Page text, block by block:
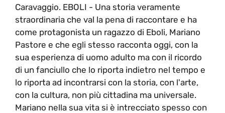
Caravaggio. EBOLI - Una storia veramente
straordinaria che val la pena di raccontare e ha
come protagonista un ragazzo di Eboli, Mariano
Pastore e che egli stesso racconta oggi, con la
sua esperienza di uomo adulto ma con il ricordo
di un fanciullo che lo riporta indietro nel tempo e
lo riporta ad incontrarsi con la storia, con l'arte,
con la cultura, non più cittadina ma universale.
Mariano nella sua vita si è intrecciato spesso con